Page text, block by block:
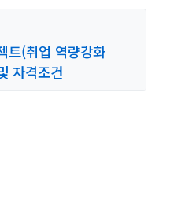
트(취업 역량강화
자격조건